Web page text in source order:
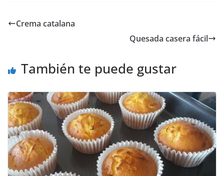
Crema catalana
Quesada casera fácil
También te puede gustar